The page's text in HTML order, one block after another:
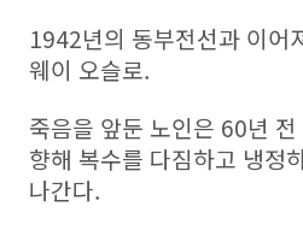
1942년의 동부전선과 이어
웨이 오슬로.
죽음을 앞둔 노인은 60년
향해 복수를 다짐하고 냉정
나간다.